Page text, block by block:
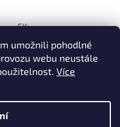
umožnili pohodlné
webu neustále
Více
k určitému zpoždění
SK:
práva vyhrazena.